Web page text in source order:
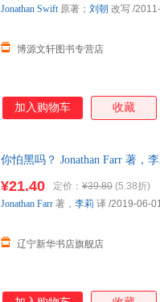
博源文轩图书专营店
Jonathan Swift原著； 刘朝 改写 /
加入购物车 收藏
你怕黑吗？ Jonathan Farr 著，
¥21.40 定价： ¥39.80 (5.38折)
辽宁新华书店旗舰店
Jonathan Farr 著， 李莉 译 /2019-06-